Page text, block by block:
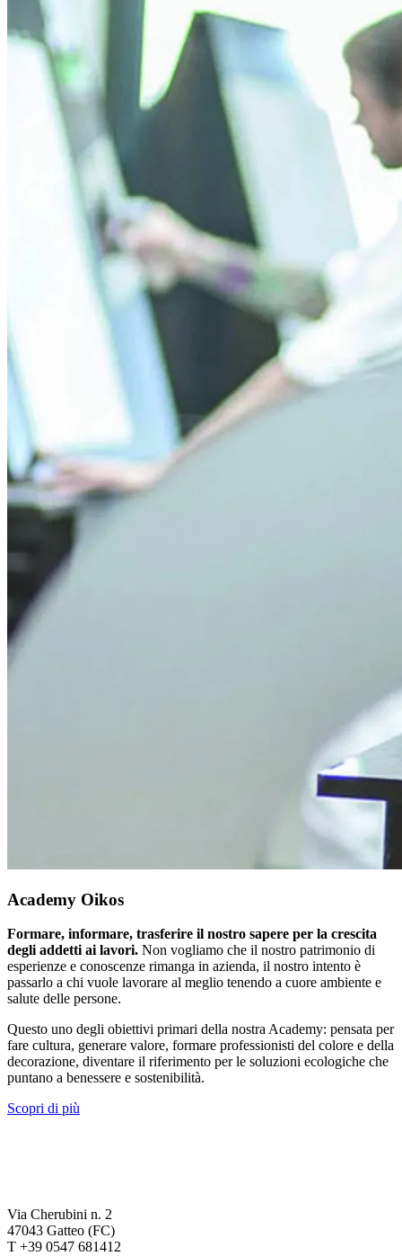
Academy Oikos
Formare, informare, trasferire il nostro sapere per la crescita
degli addetti ai lavori. Non vogliamo che il nostro patrimonio di
esperienze e conoscenze rimanga in azienda, il nostro intento è
passarlo a chi vuole lavorare al meglio tenendo a cuore ambiente e
salute delle persone.
Questo uno degli obiettivi primari della nostra Academy: pensata per
fare cultura, generare valore, formare professionisti del colore e della
decorazione, diventare il riferimento per le soluzioni ecologiche che
puntano a benessere e sostenibilità.
Scopri di più
Via Cherubini n. 2
47043 Gatteo (FC)
T +39 0547 681412